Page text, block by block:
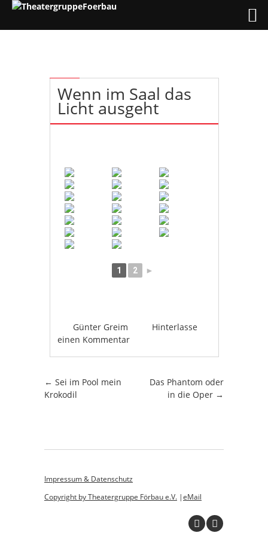
Wenn im Saal das
Licht ausgeht
1 2 ►
Günter Greim
Hinterlasse
einen Kommentar
Artikel-Navigation
← Sei im Pool mein
Krokodil
Das Phantom oder
in die Oper →
Impressum & Datenschutz
Copyright by Theatergruppe Förbau e.V.|eMail